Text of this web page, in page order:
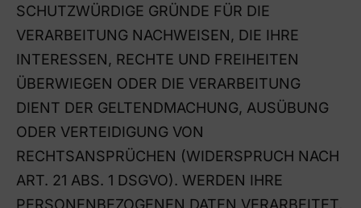
SCHUTZWÜRDIGE GRÜNDE FÜR DIE
VERARBEITUNG NACHWEISEN, DIE IHRE
INTERESSEN, RECHTE UND FREIHEITEN
ÜBERWIEGEN ODER DIE VERARBEITUNG
DIENT DER GELTENDMACHUNG, AUSÜBUNG
ODER VERTEIDIGUNG VON
RECHTSANSPRÜCHEN (WIDERSPRUCH NACH
ART. 21 ABS. 1 DSGVO). WERDEN IHRE
PERSONENBEZOGENEN DATEN VERARBEITET,